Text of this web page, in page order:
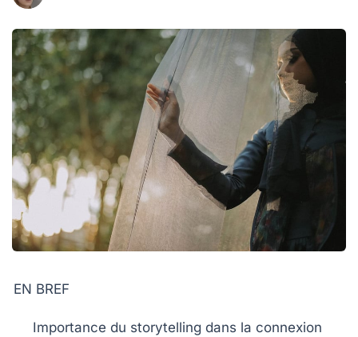
EN BREF
Importance du storytelling dans la connexion